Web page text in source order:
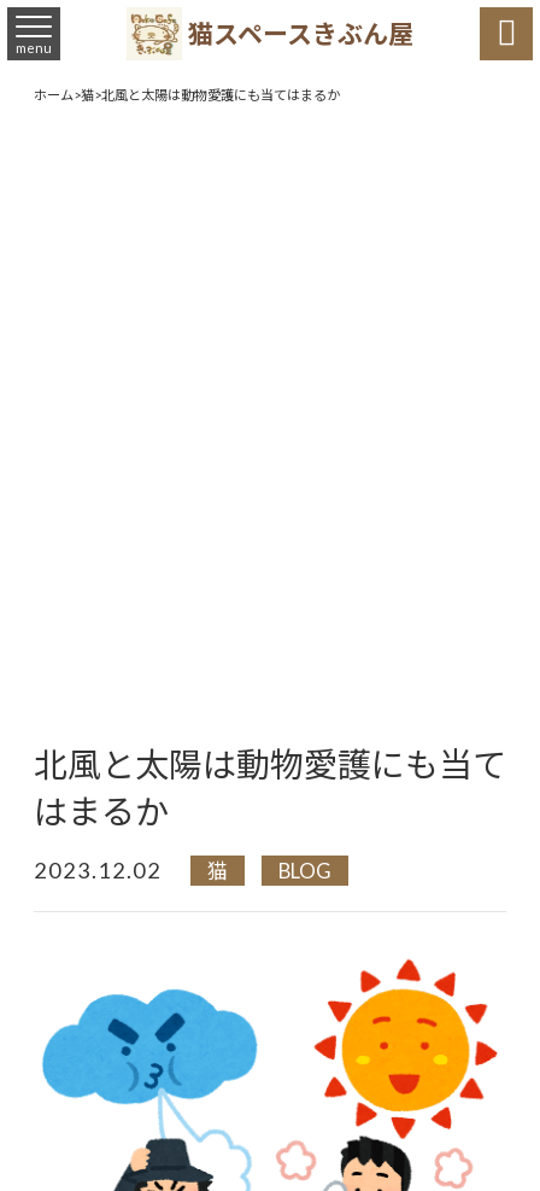
猫スペースきぶん屋
menu 
ホーム>猫>北風と太陽は動物愛護にも当てはまるか
北風と太陽は動物愛護にも当て
はまるか
2023.12.02 猫 BLOG